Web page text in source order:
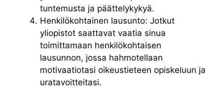
tuntemusta ja päättelykykyä.
Henkilökohtainen lausunto: Jotkut
yliopistot saattavat vaatia sinua
toimittamaan henkilökohtaisen
lausunnon, jossa hahmotellaan
motivaatiotasi oikeustieteen opiskeluun ja
uratavoitteitasi.